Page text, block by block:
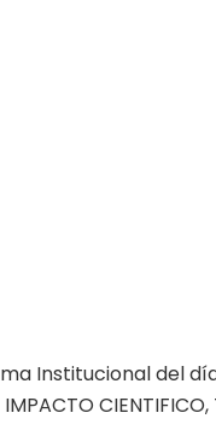
Institucional del día